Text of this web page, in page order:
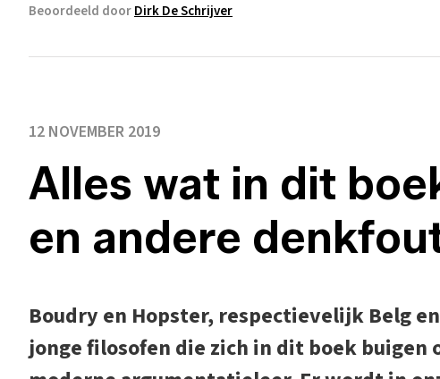
Beoordeeld doorDirk De Schrijver
12 NOVEMBER 2019
Alles wat in dit
en andere
Boudry en Hopster, respectievelijk Belg
jonge filosofen die zich in dit boek buigen